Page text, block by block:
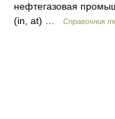
нефтегазовая
(in, at) …
Справочник